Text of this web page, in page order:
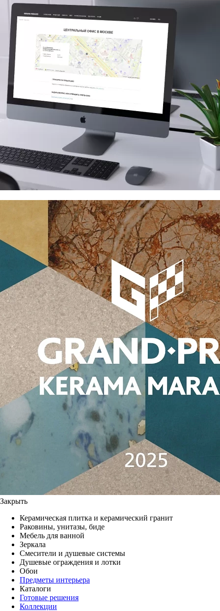
Закрыть
Керамическая плитка и керамический гранит
Раковины, унитазы, биде
Мебель для ванной
Зеркала
Смесители и душевые системы
Душевые ограждения и лотки
Обои
Предметы интерьера
Каталоги
Готовые решения
Коллекции